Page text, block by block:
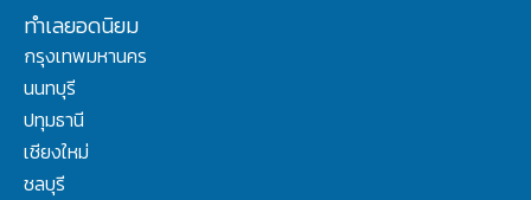
ทำเลยอดนิยม
กรุงเทพมหานคร
นนทบุรี
ปทุมธานี
เชียงใหม่
ชลบุรี